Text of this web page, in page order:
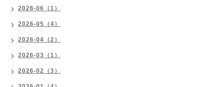
2026-06（1）
2026-05（4）
2026-04（2）
2026-03（1）
2026-02（3）